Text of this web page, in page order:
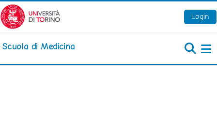
Vai al contenuto principale
Login
Scuola di Medicina